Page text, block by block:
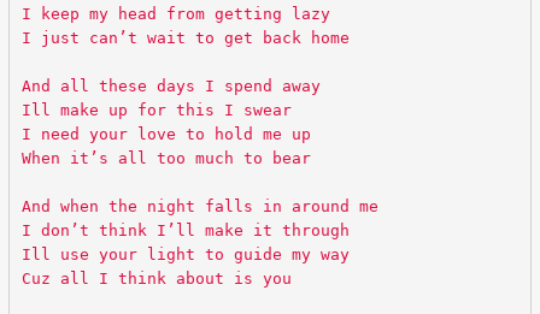
I keep my head from getting lazy
I just can’t wait to get back home
And all these days I spend away
Ill make up for this I swear
I need your love to hold me up
When it’s all too much to bear
And when the night falls in around me
I don’t think I’ll make it through
Ill use your light to guide my way
Cuz all I think about is you